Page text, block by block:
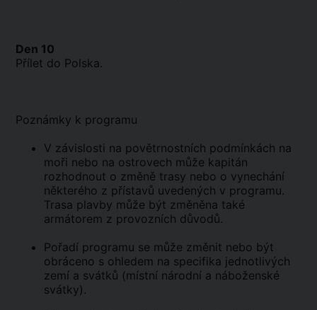
Den 10
Přílet do Polska.
Poznámky k programu
V závislosti na povětrnostních podmínkách na
moři nebo na ostrovech může kapitán
rozhodnout o změně trasy nebo o vynechání
některého z přístavů uvedených v programu.
Trasa plavby může být změněna také
armátorem z provozních důvodů.
Pořadí programu se může změnit nebo být
obráceno s ohledem na specifika jednotlivých
zemí a svátků (místní národní a náboženské
svátky).